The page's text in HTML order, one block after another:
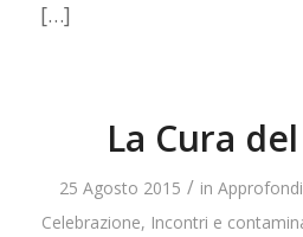
[…]
La Cura
25 Agosto 2015 / in
Celebrazione, Incontri e